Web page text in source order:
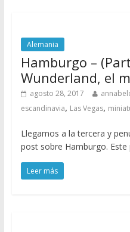
Alemania
Hamburgo –
Wunderland, el
agosto 28, 2017
escandinavia, Las Vegas,
Llegamos a la tercera y
post sobre Hamburgo.
Leer más